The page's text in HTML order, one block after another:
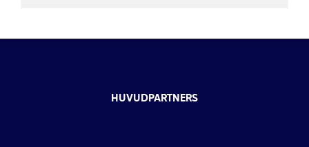
HUVUDPARTNERS